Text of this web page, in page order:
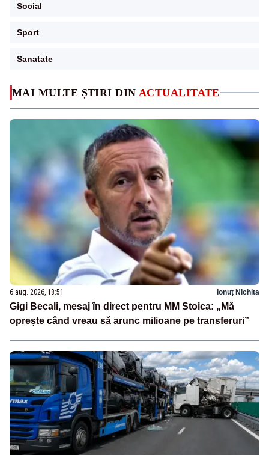
MAI MULTE ȘTIRI DIN ACTUALITATE
6 aug. 2026, 18:51 Ionuț Nichita
Gigi Becali, mesaj în direct pentru MM Stoica: „Mă
oprește când vreau să arunc milioane pe transferuri”
Social
Sport
Sanatate